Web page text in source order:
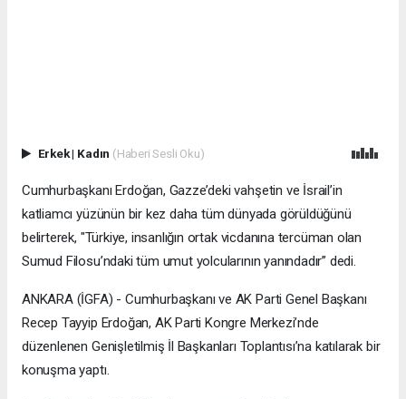
Erkek| Kadın (Haberi Sesli Oku)
Cumhurbaşkanı Erdoğan, Gazze’deki vahşetin ve İsrail’in
katliamcı yüzünün bir kez daha tüm dünyada görüldüğünü
belirterek, "Türkiye, insanlığın ortak vicdanına tercüman olan
Sumud Filosu’ndaki tüm umut yolcularının yanındadır” dedi.
ANKARA (İGFA) - Cumhurbaşkanı ve AK Parti Genel Başkanı
Recep Tayyip Erdoğan, AK Parti Kongre Merkezi’nde
düzenlenen Genişletilmiş İl Başkanları Toplantısı’na katılarak bir
konuşma yaptı.